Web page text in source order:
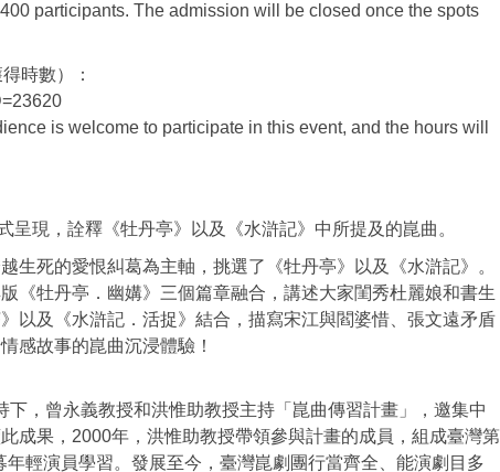
participants. The admission will be closed once the spots
時數）：
is welcome to participate in this event, and the hours will
現，詮釋《牡丹亭》以及《水滸記》中所提及的崑曲。
死的愛恨糾葛為主軸，挑選了《牡丹亭》以及《水滸記》。
《牡丹亭．幽媾》三個篇章融合，講述大家閨秀杜麗娘和書生
以及《水滸記．活捉》結合，描寫宋江與閻婆惜、張文遠矛盾
感故事的崑曲沉浸體驗！
，曾永義教授和洪惟助教授主持「崑曲傳習計畫」，邀集中
成果，2000年，洪惟助教授帶領參與計畫的成員，組成臺灣第
輕演員學習。發展至今，臺灣崑劇團行當齊全、能演劇目多